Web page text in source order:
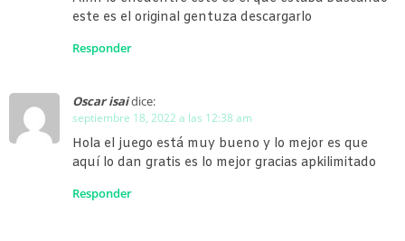
este es el original gentuza descargarlo
Responder
Oscar isaidice:
septiembre 18, 2022 a las 12:38 am
Hola el juego está muy bueno y lo mejor es que
aquí lo dan gratis es lo mejor gracias apkilimitado
Responder